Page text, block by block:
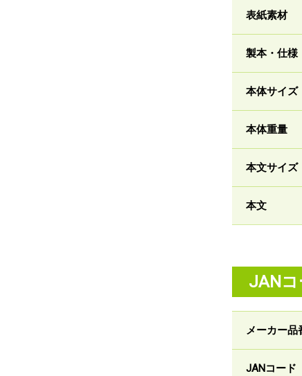
表紙素材
製本・仕様
本体サイズ
本体重量
本文サイズ
本文
JANコ
メーカー品
JANコード